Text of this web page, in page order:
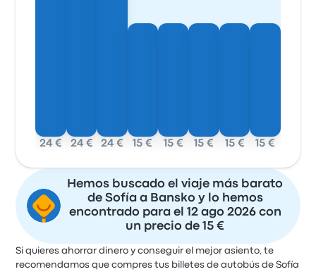
24 € 24 € 24 € 15 € 15 € 15 € 15 € 15 €
Hemos buscado el viaje más barato
de Sofía a Bansko y lo hemos
encontrado para el 12 ago 2026 con
un precio de 15 €
Si quieres ahorrar dinero y conseguir el mejor asiento, te
recomendamos que compres tus billetes de autobús de Sofía